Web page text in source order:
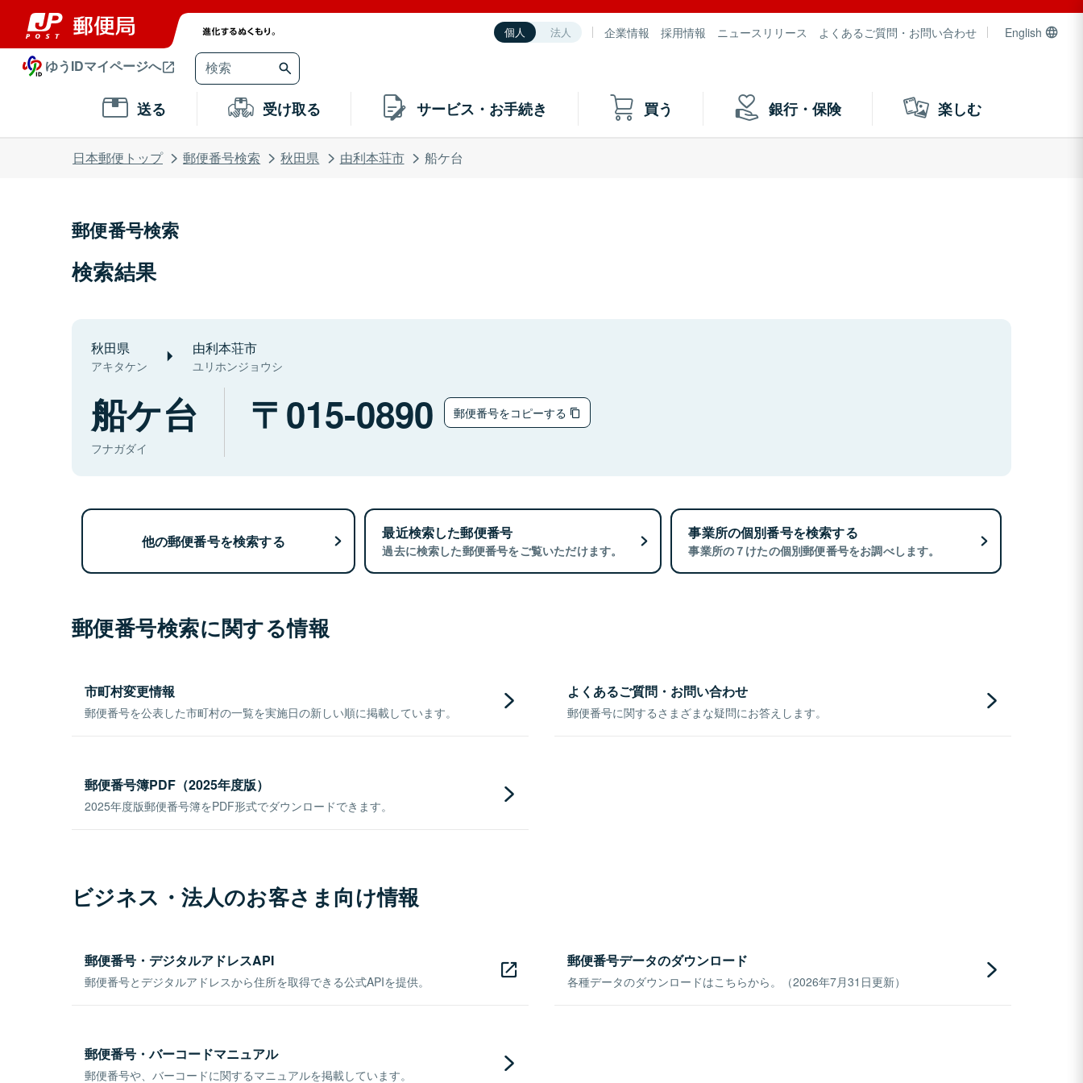
個人 法人 企業情報 採用情報 ニュースリリース よくあるご質問・お問い合わせ English
ゆうIDマイページへ
送る 受け取る サービス・お手続き 買う 銀行・保険 楽しむ
日本郵便トップ 郵便番号検索 秋田県 由利本荘市 船ケ台
郵便番号検索
検索結果
秋田県
アキタケン
由利本荘市
ユリホンジョウシ
船ケ台
フナガダイ
015-0890 郵便番号をコピーする
他の郵便番号を検索する 最近検索した郵便番号
過去に検索した郵便番号をご覧いただけます。
事業所の個別番号を検索する
事業所の７けたの個別郵便番号をお調べします。
郵便番号検索に関する情報
市町村変更情報
郵便番号を公表した市町村の一覧を実施日の新しい順に掲載しています。
よくあるご質問・お問い合わせ
郵便番号に関するさまざまな疑問にお答えします。
郵便番号簿PDF（2025年度版）
2025年度版郵便番号簿をPDF形式でダウンロードできます。
ビジネス・法人のお客さま向け情報
郵便番号・デジタルアドレスAPI
郵便番号とデジタルアドレスから住所を取得できる公式APIを提供。
郵便番号データのダウンロード
各種データのダウンロードはこちらから。（2026年7月31日更新）
郵便番号・バーコードマニュアル
郵便番号や、バーコードに関するマニュアルを掲載しています。